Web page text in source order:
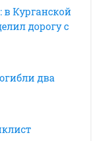
в Курганской
дорогу с
два